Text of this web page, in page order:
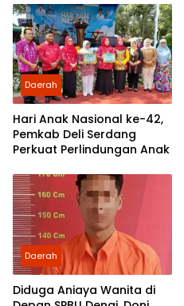
Pengabdian kepada
Rakyat
Daerah
Hari Anak Nasional ke-42,
Pemkab Deli Serdang
Perkuat Perlindungan Anak
Daerah
Diduga Aniaya Wanita di